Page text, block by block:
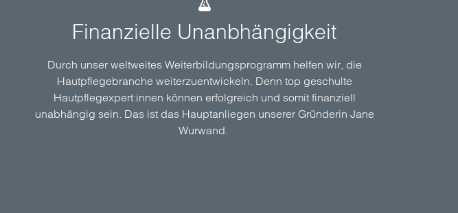
Finanzielle Unanbhängigkeit
Durch unser weltweites Weiterbildungsprogramm helfen wir, die
Hautpflegebranche weiterzuentwickeln. Denn top geschulte
Hautpflegexpert:innen können erfolgreich und somit finanziell
unabhängig sein. Das ist das Hauptanliegen unserer Gründerin Jane
Wurwand.